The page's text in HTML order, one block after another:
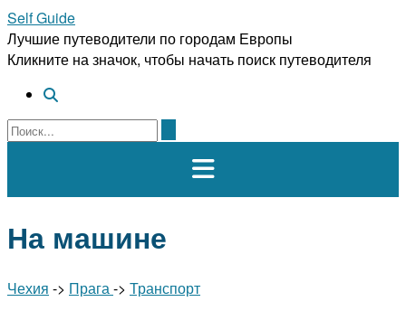
Перейти
к
содержимому
Self Guide
Лучшие путеводители по городам Европы
Кликните на значок, чтобы начать поиск путеводителя
На машине
Чехия -> Прага-> Транспорт